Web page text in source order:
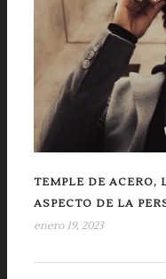
TEMPLE DE ACERO,
ASPECTO DE LA
enero 19, 2023